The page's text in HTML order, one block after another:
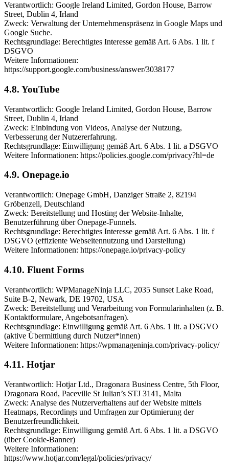
Verantwortlich: Google Ireland Limited, Gordon House, Barrow
Street, Dublin 4, Irland
Zweck: Verwaltung der Unternehmenspräsenz in Google Maps und
Google Suche.
Rechtsgrundlage: Berechtigtes Interesse gemäß Art. 6 Abs. 1 lit. f
DSGVO
Weitere Informationen:
https://support.google.com/business/answer/3038177
4.8. YouTube
Verantwortlich: Google Ireland Limited, Gordon House, Barrow
Street, Dublin 4, Irland
Zweck: Einbindung von Videos, Analyse der Nutzung,
Verbesserung der Nutzererfahrung.
Rechtsgrundlage: Einwilligung gemäß Art. 6 Abs. 1 lit. a DSGVO
Weitere Informationen: https://policies.google.com/privacy?hl=de
4.9. Onepage.io
Verantwortlich: Onepage GmbH, Danziger Straße 2, 82194
Gröbenzell, Deutschland
Zweck: Bereitstellung und Hosting der Website-Inhalte,
Benutzerführung über Onepage-Funnels.
Rechtsgrundlage: Berechtigtes Interesse gemäß Art. 6 Abs. 1 lit. f
DSGVO (effiziente Webseitennutzung und Darstellung)
Weitere Informationen: https://onepage.io/privacy-policy
4.10. Fluent Forms
Verantwortlich: WPManageNinja LLC, 2035 Sunset Lake Road,
Suite B-2, Newark, DE 19702, USA
Zweck: Bereitstellung und Verarbeitung von Formularinhalten (z. B.
Kontaktformulare, Angebotsanfragen).
Rechtsgrundlage: Einwilligung gemäß Art. 6 Abs. 1 lit. a DSGVO
(aktive Übermittlung durch Nutzer*innen)
Weitere Informationen: https://wpmanageninja.com/privacy-policy/
4.11. Hotjar
Verantwortlich: Hotjar Ltd., Dragonara Business Centre, 5th Floor,
Dragonara Road, Paceville St Julian’s STJ 3141, Malta
Zweck: Analyse des Nutzerverhaltens auf der Website mittels
Heatmaps, Recordings und Umfragen zur Optimierung der
Benutzerfreundlichkeit.
Rechtsgrundlage: Einwilligung gemäß Art. 6 Abs. 1 lit. a DSGVO
(über Cookie-Banner)
Weitere Informationen:
https://www.hotjar.com/legal/policies/privacy/